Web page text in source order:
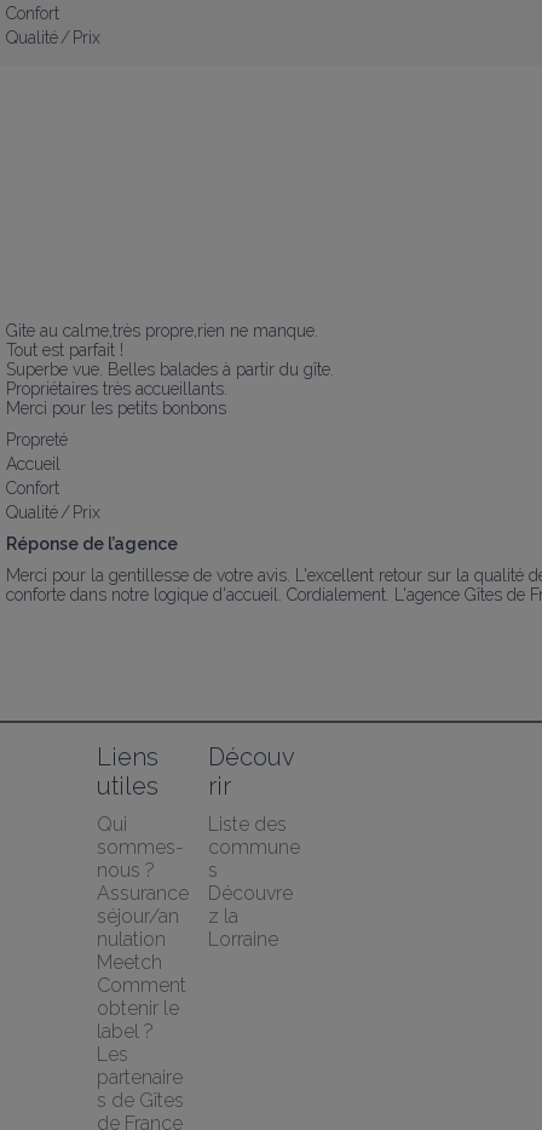
Confort
Qualité / Prix
Gite au calme,très propre,rien ne manque.
Tout est parfait !
Superbe vue. Belles balades à partir du gîte.
Propriétaires très accueillants.
Merci pour les petits bonbons
Propreté
Accueil
Confort
Qualité / Prix
Réponse de l’agence
Merci pour la gentillesse de votre avis. L'excellent retour sur la qualité
conforte dans notre logique d'accueil. Cordialement. L'agence Gîtes de
Liens
utiles
Qui
sommes-
nous ?
Assurance
séjour/an
nulation
Meetch
Comment
obtenir le
label ?
Les
partenaire
s de Gîtes
de France
Découv
rir
Liste des
commune
s
Découvre
z la
Lorraine